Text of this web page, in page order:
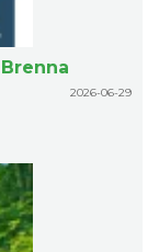
2026-06-29